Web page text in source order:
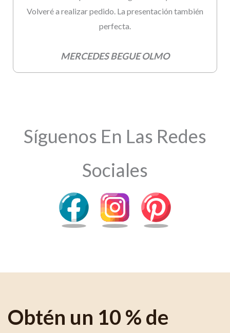
Volveré a realizar pedido. La presentación también
perfecta.
MERCEDES BEGUE OLMO
Síguenos En Las Redes
Sociales
Obtén un 10 % de